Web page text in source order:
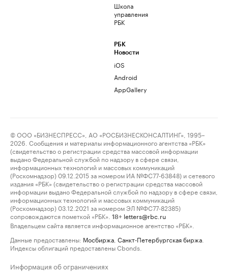
Школа
управления
РБК
РБК
Новости
iOS
Android
AppGallery
© ООО «БИЗНЕСПРЕСС», АО «РОСБИЗНЕСКОНСАЛТИНГ», 1995–
2026. Сообщения и материалы информационного агентства «РБК»
(свидетельство о регистрации средства массовой информации
выдано Федеральной службой по надзору в сфере связи,
информационных технологий и массовых коммуникаций
(Роскомнадзор) 09.12.2015 за номером ИА №ФС77-63848) и сетевого
издания «РБК» (свидетельство о регистрации средства массовой
информации выдано Федеральной службой по надзору в сфере связи,
информационных технологий и массовых коммуникаций
(Роскомнадзор) 03.12.2021 за номером ЭЛ №ФС77-82385)
сопровождаются пометкой «РБК».
18+ letters@rbc.ru
Владельцем сайта является информационное агентство «РБК».
Данные предоставлены: Мосбиржа Санкт-Петербургская биржа
Индексы облигаций предоставлены Cbonds.
Информация об ограничениях